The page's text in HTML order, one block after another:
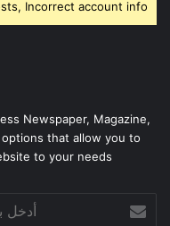
Incorrect account info.
Newspaper, Magazine,
that allow you to
to your needs.
بريدك